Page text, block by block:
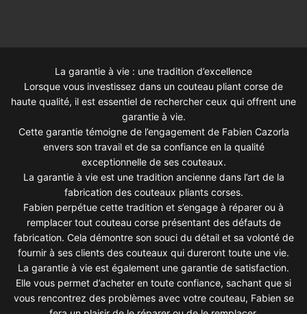
La garantie à vie : une tradition d’excellence
Lorsque vous investissez dans un couteau pliant corse de
haute qualité, il est essentiel de rechercher ceux qui offrent une
garantie à vie.
Cette garantie témoigne de l’engagement de Fabien Cazorla
envers son travail et de sa confiance en la qualité
exceptionnelle de ses couteaux.
La garantie à vie est une tradition ancienne dans l’art de la
fabrication des couteaux pliants corses.
Fabien perpétue cette tradition et s’engage à réparer ou à
remplacer tout couteau corse présentant des défauts de
fabrication. Cela démontre son souci du détail et sa volonté de
fournir à ses clients des couteaux qui dureront toute une vie.
La garantie à vie est également une garantie de satisfaction.
Elle vous permet d’acheter en toute confiance, sachant que si
vous rencontrez des problèmes avec votre couteau, Fabien se